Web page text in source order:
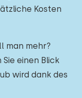
Kosten
man mehr?
einen Blick
wird dank des